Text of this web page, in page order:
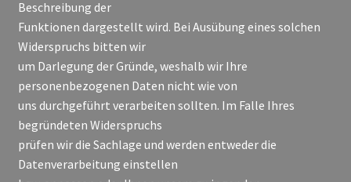
Beschreibung der
Funktionen dargestellt wird. Bei Ausübung eines solchen
Widerspruchs bitten wir
um Darlegung der Gründe, weshalb wir Ihre
personenbezogenen Daten nicht wie von
uns durchgeführt verarbeiten sollten. Im Falle Ihres
begründeten Widerspruchs
prüfen wir die Sachlage und werden entweder die
Datenverarbeitung einstellen